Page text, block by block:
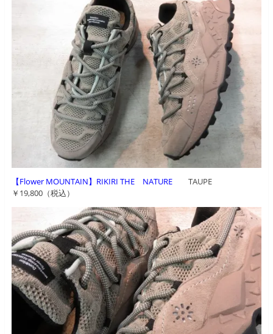
【Flower MOUNTAIN】RIKIRI THE NATURETAUPE
￥19,800（税込）